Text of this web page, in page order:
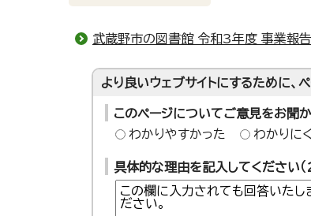
武蔵野市の図書館 令和3年度 事業報告
より良いウェブサイトにするために
このページについてご意見をお聞
わかりやすかった
わかりに
具体的な理由を記入してください